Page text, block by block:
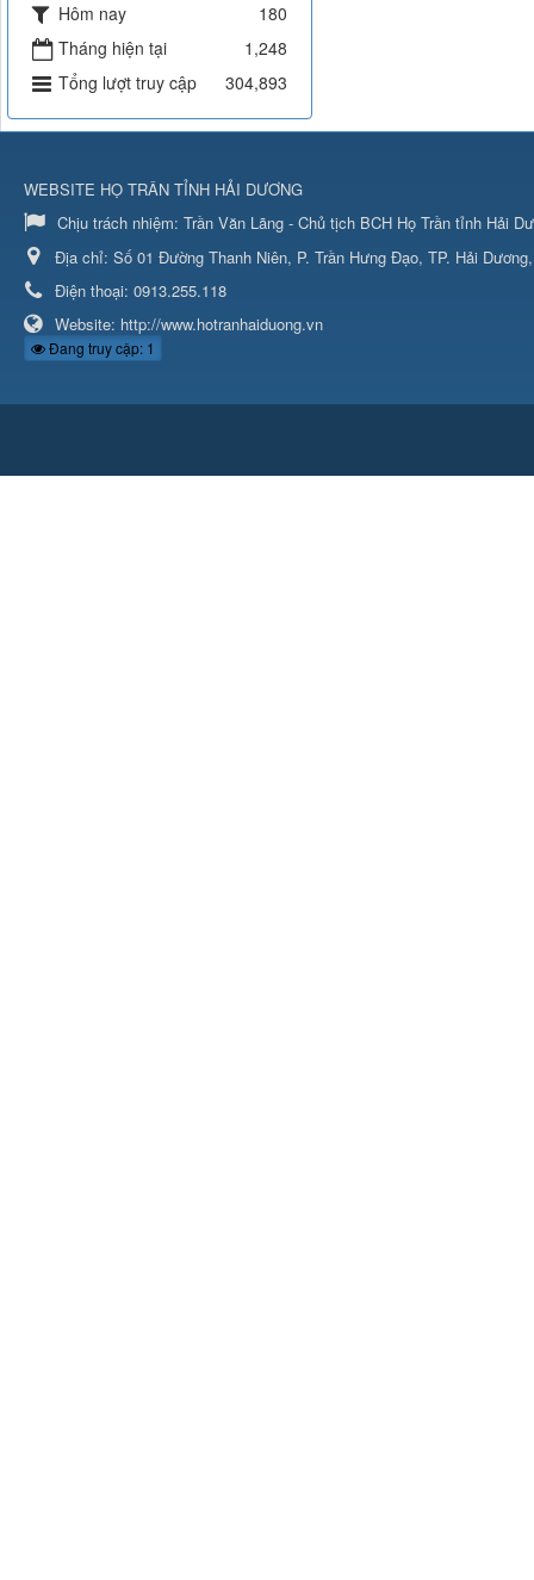
Hôm nay
180
Tháng hiện tại
1,248
Tổng lượt truy cập
304,893
WEBSITE HỌ TRÂN TỈNH HẢI DƯƠNG
Chịu trách nhiệm: Trần Văn Lãng - Chủ tịch BCH Họ Trần tỉnh Hải
Địa chỉ: Số 01 Đường Thanh Niên, P. Trần Hưng Đạo, TP. Hải
Điện thoại: 0913.255.118
Website: http://www.hotranhaiduong.vn
Đang truy cập: 1